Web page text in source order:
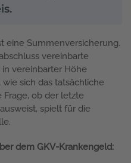
eine Summenversicherung.
vereinbarte
vereinbarter Höhe
sich das tatsächliche
ob der letzte
spielt für die
dem GKV-Krankengeld: